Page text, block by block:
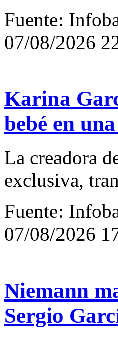
Fuente:
07/08/2026
Karina
bebé en
La creadora
exclusiva,
Fuente:
07/08/2026
Niemann
Sergio